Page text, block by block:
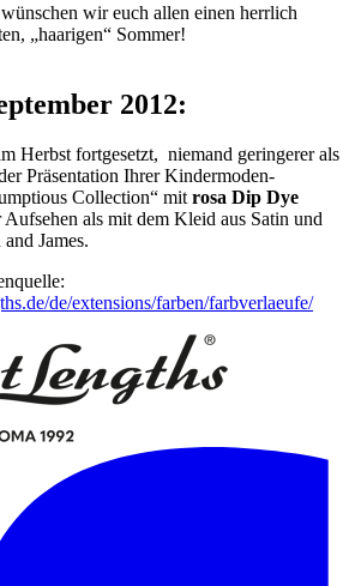
wir euch allen einen herrlich
„haarigen“ Sommer!
2012:
Herbst fortgesetzt, niemand geringerer als
Präsentation Ihrer Kindermoden-
Collection“ mitrosa Dip Dye
Aufsehen als mit dem Kleid aus Satin und
James.
de/extensions/farben/farbverlaeufe/